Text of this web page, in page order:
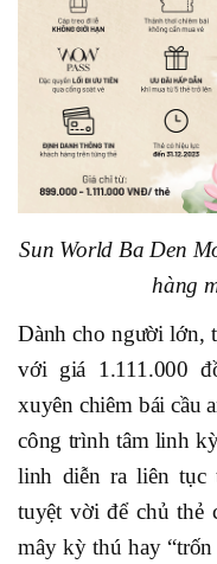
Sun World Ba Den
hàng
Dành cho người lớn,
với giá 1.111.000
xuyên chiêm bái cầu
công trình tâm linh
linh diễn ra liên tục
tuyệt vời để chủ thẻ
mây kỳ thú hay